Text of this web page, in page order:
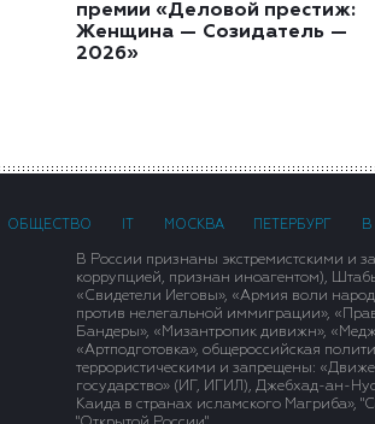
премии «Деловой престиж:
Женщина — Созидатель —
2026»
ОБЩЕСТВО МОСКВА ПЕТЕРБУРГ В
В России признаны экстремистскими и
коррупцией, признан иноагентом),
«Свидетели Иеговы», «Армия воли
против нелегальной иммиграции»,
Бандеры», «Мизантропик дивижн»,
«Артподготовка», общероссийская
террористическими и запрещены:
государство» (ИГ, ИГИЛ), Джебхад-ан-
Каида в странах исламского Магриба»,